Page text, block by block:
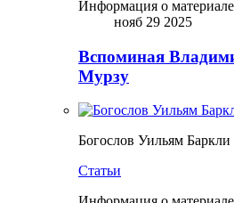
Информация о материале
нояб 29 2025
Вспоминая
Мурзу
Богослов Уильям Баркли
Статьи